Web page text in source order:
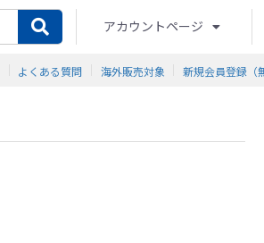
アカウントページ
よくある質問 海外販売対象 新規会員登録（